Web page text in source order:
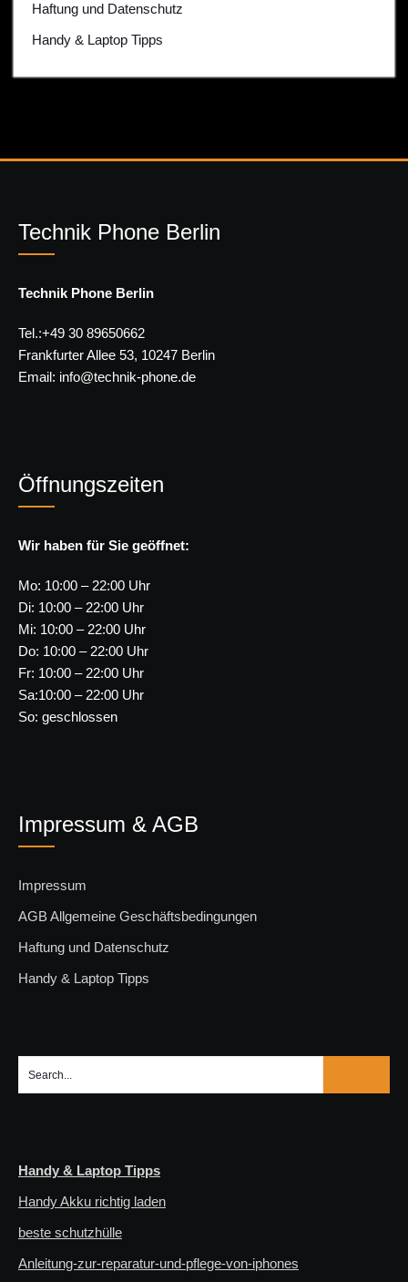
Haftung und Datenschutz
Handy & Laptop Tipps
Technik Phone Berlin
Technik Phone Berlin
Tel.:+49 30 89650662
Frankfurter Allee 53, 10247 Berlin
Email: info@technik-phone.de
Öffnungszeiten
Wir haben für Sie geöffnet:
Mo: 10:00 – 22:00 Uhr
Di: 10:00 – 22:00 Uhr
Mi: 10:00 – 22:00 Uhr
Do: 10:00 – 22:00 Uhr
Fr: 10:00 – 22:00 Uhr
Sa:10:00 – 22:00 Uhr
So: geschlossen
Impressum & AGB
Impressum
AGB Allgemeine Geschäftsbedingungen
Haftung und Datenschutz
Handy & Laptop Tipps
Handy & Laptop Tipps
Handy Akku richtig laden
beste schutzhülle
Anleitung-zur-reparatur-und-pflege-von-iphones